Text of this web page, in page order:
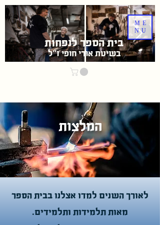
בית הספר לנפחות
בשיטת אוּרִי חופי ז"ל
ME
NU
המלצות
לאורך השנים למדו אצלנו בבית הספר
מאות תלמידות ותלמידים.